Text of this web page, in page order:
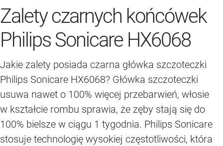
Zalety czarnych końcówek
Philips Sonicare HX6068
Jakie zalety posiada czarna główka szczoteczki
Philips Sonicare HX6068? Główka szczoteczki
usuwa nawet o 100% więcej przebarwień, włosie
w kształcie rombu sprawia, że zęby stają się do
100% bielsze w ciągu 1 tygodnia. Philips Sonicare
stosuje technologię wysokiej częstotliwości, która